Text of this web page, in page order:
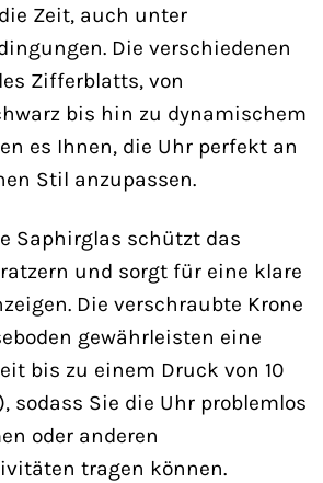
Zeit, auch unter
Die verschiedenen
Zifferblatts, von
bis hin zu dynamischem
es Ihnen, die Uhr perfekt an
Stil anzupassen.
Saphirglas schützt das
und sorgt für eine klare
Die verschraubte Krone
gewährleisten eine
bis zu einem Druck von 10
sodass Sie die Uhr problemlos
oder anderen
tragen können.